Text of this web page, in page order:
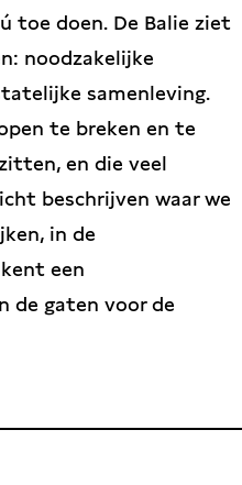
toe doen. De Balie ziet
noodzakelijke
samenleving.
te breken en te
en die veel
beschrijven waar we
in de
een
de gaten voor de